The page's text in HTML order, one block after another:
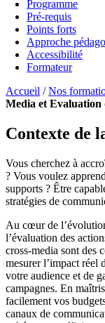
Programme
Pré-requis
Points forts
Approche
Accessibilité
Formateur
Accueil /Nos
Media et Evaluation
Contexte de
Vous cherchez à
? Vous voulez
supports ? Être
stratégies de
Au cœur de
l’évaluation des
cross-media sont des
mesurer l’impact réel
votre audience et de
campagnes. En
facilement vos
canaux de